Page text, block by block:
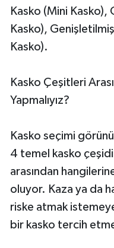
Kasko (Mini
Kasko),
Kasko).
Kasko Çeşitleri
Yapmalıyız?
Kasko seçimi
4 temel kasko
arasından
oluyor. Kaza ya da
riske atmak
bir kasko tercih